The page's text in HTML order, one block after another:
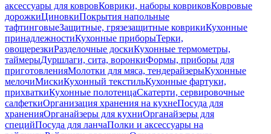
аксессуары для ковровКоврики, наборы ковриковКовровые
дорожкиЦиновкиПокрытия напольные
тафтинговыеЗащитные, грязезащитные коврикиКухонные
принадлежностиКухонные приборыТерки,
овощерезкиРазделочные доскиКухонные термометры,
таймерыДуршлаги, сита, воронкиФормы, приборы для
приготовленияМолотки для мяса, тендерайзерыКухонные
мелочиМискиКухонный текстильКухонные фартуки,
прихваткиКухонные полотенцаСкатерти, сервировочные
салфеткиОрганизация хранения на кухнеПосуда для
храненияОрганайзеры для кухниОрганайзеры для
специйПосуда для ланчаПолки и аксессуары на